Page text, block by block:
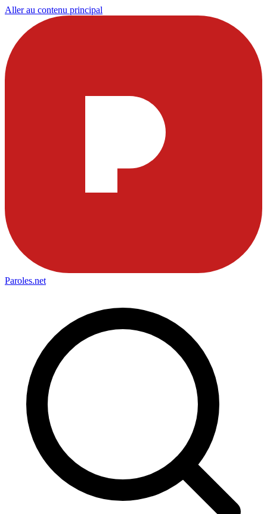
Aller au contenu principal
Paroles.net